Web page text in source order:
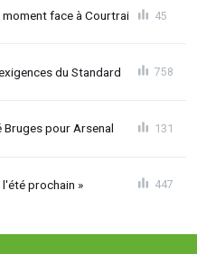
face à Courtrai 45
du Standard 758
pour Arsenal 131
prochain » 447